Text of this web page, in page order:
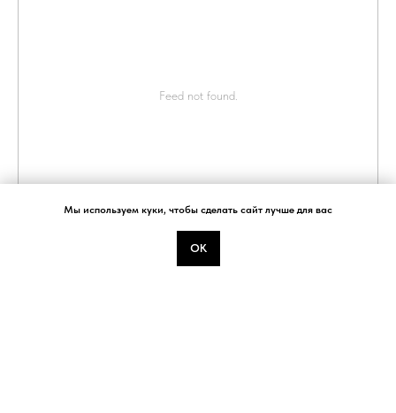
Мы используем куки, чтобы сделать сайт лучше для вас
ОК
Feed not found.